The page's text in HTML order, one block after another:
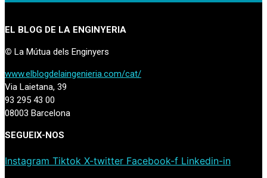
EL BLOG DE LA ENGINYERIA
© La Mútua dels Enginyers
www.elblogdelaingenieria.com/cat/
Via Laietana, 39
93 295 43 00
08003 Barcelona
SEGUEIX-NOS
Instagram Tiktok X-twitter Facebook-f Linkedin-in